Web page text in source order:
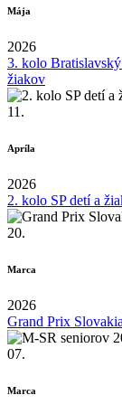
Mája
2026
3. kolo
žiakov
11.
Apríla
2026
2. kolo SP detí a
20.
Marca
2026
Grand Prix
07.
Marca